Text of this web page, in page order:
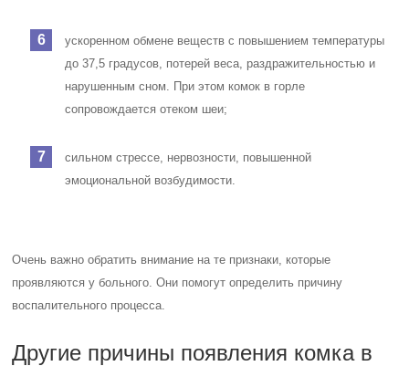
ускоренном обмене веществ с повышением температуры
до 37,5 градусов, потерей веса, раздражительностью и
нарушенным сном. При этом комок в горле
сопровождается отеком шеи;
сильном стрессе, нервозности, повышенной
эмоциональной возбудимости.
Очень важно обратить внимание на те признаки, которые
проявляются у больного. Они помогут определить причину
воспалительного процесса.
Другие причины появления комка в